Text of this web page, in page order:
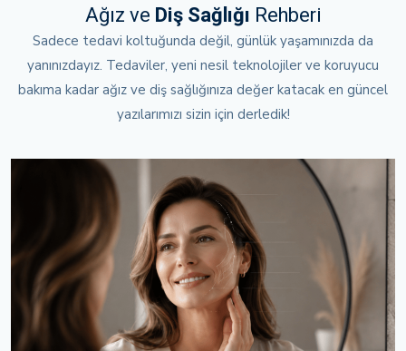
Ağız ve Diş Sağlığı Rehberi
Sadece tedavi koltuğunda değil, günlük yaşamınızda da
yanınızdayız. Tedaviler, yeni nesil teknolojiler ve koruyucu
bakıma kadar ağız ve diş sağlığınıza değer katacak en güncel
yazılarımızı sizin için derledik!